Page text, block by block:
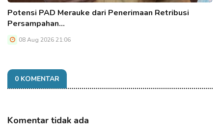
Potensi PAD Merauke dari Penerimaan Retribusi
Persampahan…
08 Aug 2026 21:06
0 KOMENTAR
Komentar tidak ada